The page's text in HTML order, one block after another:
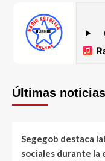
Últimas noticias
Segegob destaca
sociales durante la